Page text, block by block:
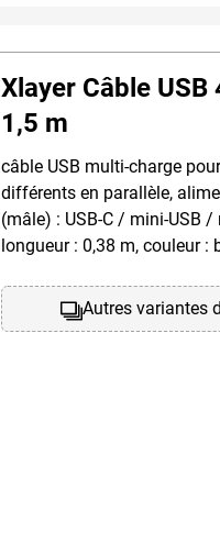
Xlayer Câble
1,5 m
câble USB multi-charge
différents en parallèle,
(mâle) : USB-C / mini-USB
longueur : 0,38 m, couleur :
Autres variantes